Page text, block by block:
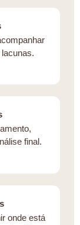
final.
onde está